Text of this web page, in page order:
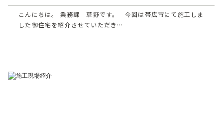
こんにちは。 業務課 草野です。 今回は帯広市にて施工しま
した御住宅を紹介させていただき…